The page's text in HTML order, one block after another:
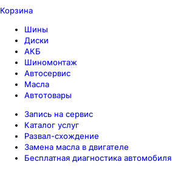
Корзина
Шины
Диски
АКБ
Шиномонтаж
Автосервис
Масла
Автотовары
Запись на сервис
Каталог услуг
Развал-схождение
Замена масла в двигателе
Бесплатная диагностика автомобиля